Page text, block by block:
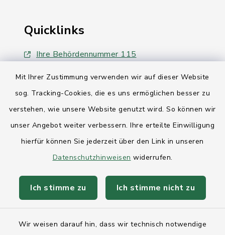
Mit Ihrer Zustimmung verwenden wir auf dieser Website
sog. Tracking-Cookies, die es uns ermöglichen besser zu
verstehen, wie unsere Website genutzt wird. So können wir
unser Angebot weiter verbessern. Ihre erteilte Einwilligung
hierfür können Sie jederzeit über den Link in unseren
Datenschutzhinweisen widerrufen.
Ich stimme zu Ich stimme nicht zu
Wir weisen darauf hin, dass wir technisch notwendige
Quicklinks
Ihre Behördennummer 115
Landesregierung Schleswig-Holstein
Kreis Rendsburg-Eckernförde
AktivRegion Mittelholstein
Kontakt
Anfahrt